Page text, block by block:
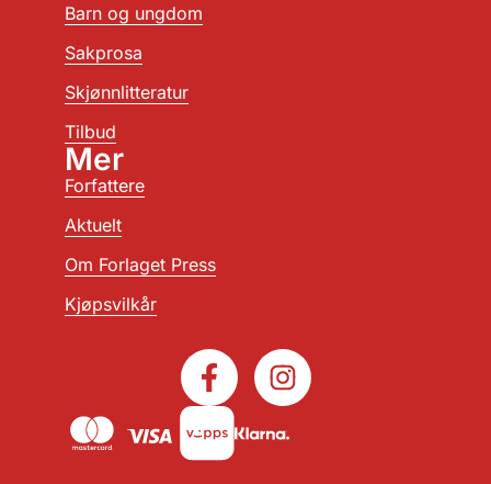
Barn og ungdom
Sakprosa
Skjønnlitteratur
Tilbud
Mer
Forfattere
Aktuelt
Om Forlaget Press
Kjøpsvilkår